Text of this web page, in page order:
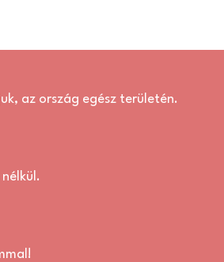
az ország egész területén.